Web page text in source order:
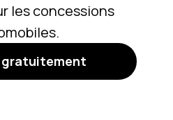
les concessions
gratuitement